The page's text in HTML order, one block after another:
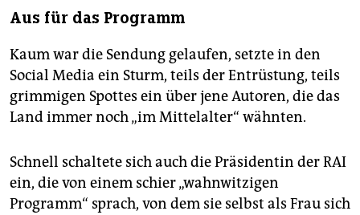
Aus für das Programm
Kaum war die Sendung gelaufen, setzte in den
Social Media ein Sturm, teils der Entrüstung, teils
grimmigen Spottes ein über jene Autoren, die das
Land immer noch „im Mittelalter“ wähnten.
Schnell schaltete sich auch die Präsidentin der RAI
ein, die von einem schier „wahnwitzigen
Programm“ sprach, von dem sie selbst als Frau sich